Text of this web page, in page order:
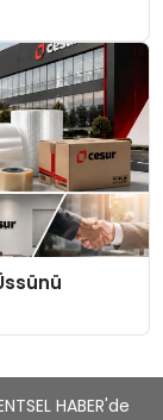
HABER'de